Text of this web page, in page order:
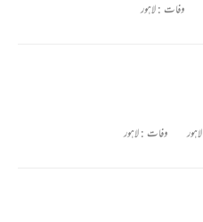
وفات :لاہور
لاہور وفات :لاہور